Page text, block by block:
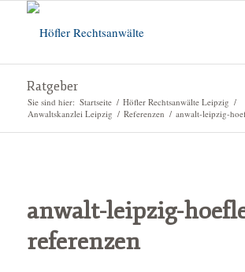
Ratgeber
Sie sind hier: Startseite / Höfler Rechtsanwälte Leipzig /
Anwaltskanzlei Leipzig / Referenzen / anwalt-leipzig-
anwalt-leipzig-
referenzen